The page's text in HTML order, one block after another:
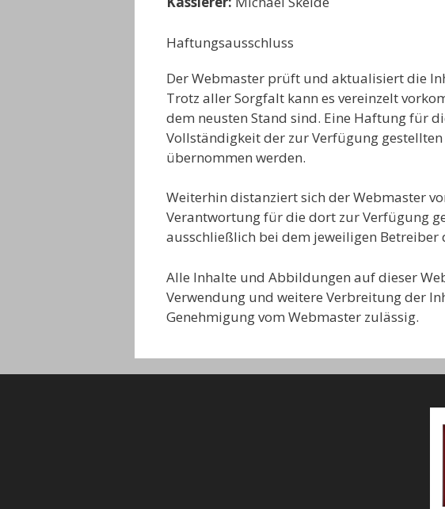
Haftungsausschluss
Der Webmaster prüft und aktualisiert die
Trotz aller Sorgfalt kann es vereinzelt
dem neusten Stand sind. Eine Haftung für
Vollständigkeit der zur Verfügung
übernommen werden.
Weiterhin distanziert sich der Webmaster
Verantwortung für die dort zur Verfügung
ausschließlich bei dem jeweiligen Betreiber
Alle Inhalte und Abbildungen auf dieser
Verwendung und weitere Verbreitung der
Genehmigung vom Webmaster zulässig.